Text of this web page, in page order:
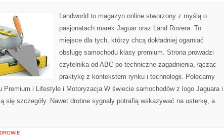
LUKSUSOWE
Landworld to magazyn online stworzony z myślą o
pasjonatach marek Jaguar oraz Land Rovera. To
miejsce dla tych, którzy chcą dokładniej ogarniać
obsługę samochodu klasy premium. Strona prowadzi
czytelnika od ABC po techniczne zagadnienia, łącząc
praktykę z kontekstem rynku i technologii. Polecamy
Premium i Lifestyle i Motoryzacja W świecie samochodów z logo Jaguara i
się szczegóły. Nawet drobne sygnały potrafią wskazywać na usterkę, a